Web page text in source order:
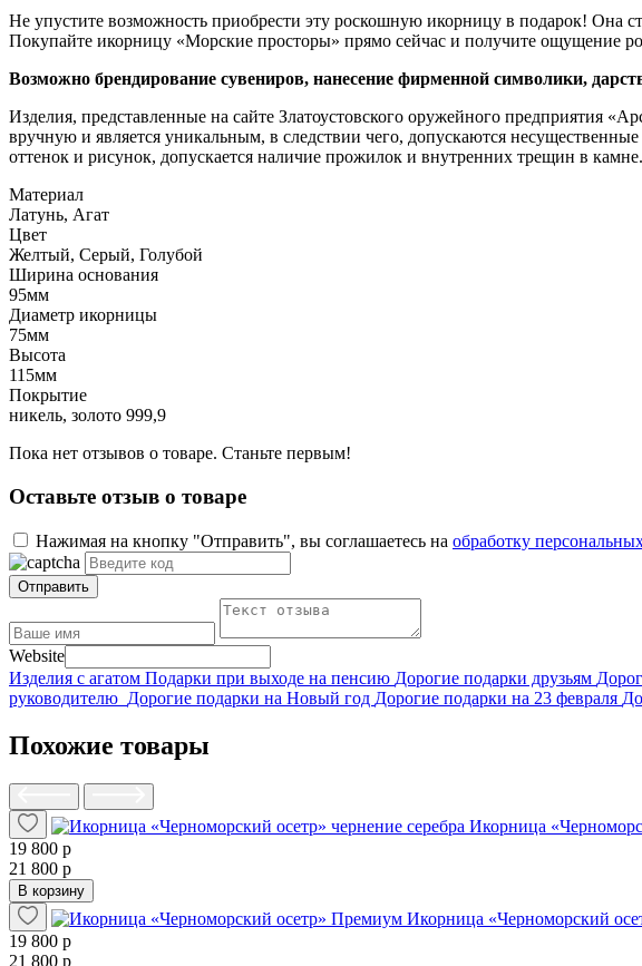
Не упустите возможность приобрести эту роскошную икорницу в подарок! Она
Покупайте икорницу «Морские просторы» прямо сейчас и получите ощущение
Возможно брендирование сувениров, нанесение фирменной символики,
Изделия, представленные на сайте Златоустовского оружейного предприятия
вручную и является уникальным, в следствии чего, допускаются
оттенок и рисунок, допускается наличие прожилок и внутренних трещин в
Материал
Латунь, Агат
Цвет
Желтый, Серый, Голубой
Ширина основания
95мм
Диаметр икорницы
75мм
Высота
115мм
Покрытие
никель, золото 999,9
Пока нет отзывов о товаре. Станьте первым!
Оставьте отзыв о товаре
Нажимая на кнопку "Отправить", вы соглашаетесь на обработку
Отправить
Website
Изделия с агатом Подарки при выходе на пенсию Дорогие подарки друзьям
руководителю Дорогие подарки на Новый год Дорогие подарки на 23 февраля
Похожие товары
Икорница
19 800 р
21 800 р
В корзину
Икорница «Черноморский
19 800 р
21 800 р